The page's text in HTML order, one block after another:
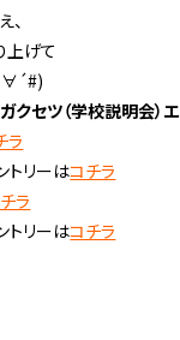
、
上げて
∀´#)
クセツ（学校説明会）
ラ
リーはコチラ
ラ
リーはコチラ